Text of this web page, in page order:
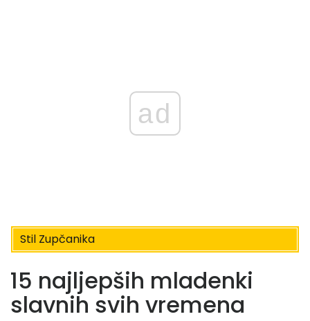
ad
Stil Zupčanika
15 najljepših mladenki
slavnih svih vremena